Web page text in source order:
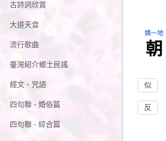
古詩詞欣賞
大道天音
流行歌曲
臺灣紹介鄉土民謠
經文、咒語
四句聯 - 婚俗篇
四句聯 - 綜合篇
嬌一地
朝
似
反